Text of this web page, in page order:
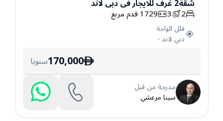
شقة
شقة2غرفللايجارفيدبي لاند
2
3
1729قدم مربع
فلل الواحة
دبي لاند-
ê
170,000سنويا
مدرجة من قبل
سينا مرعشي